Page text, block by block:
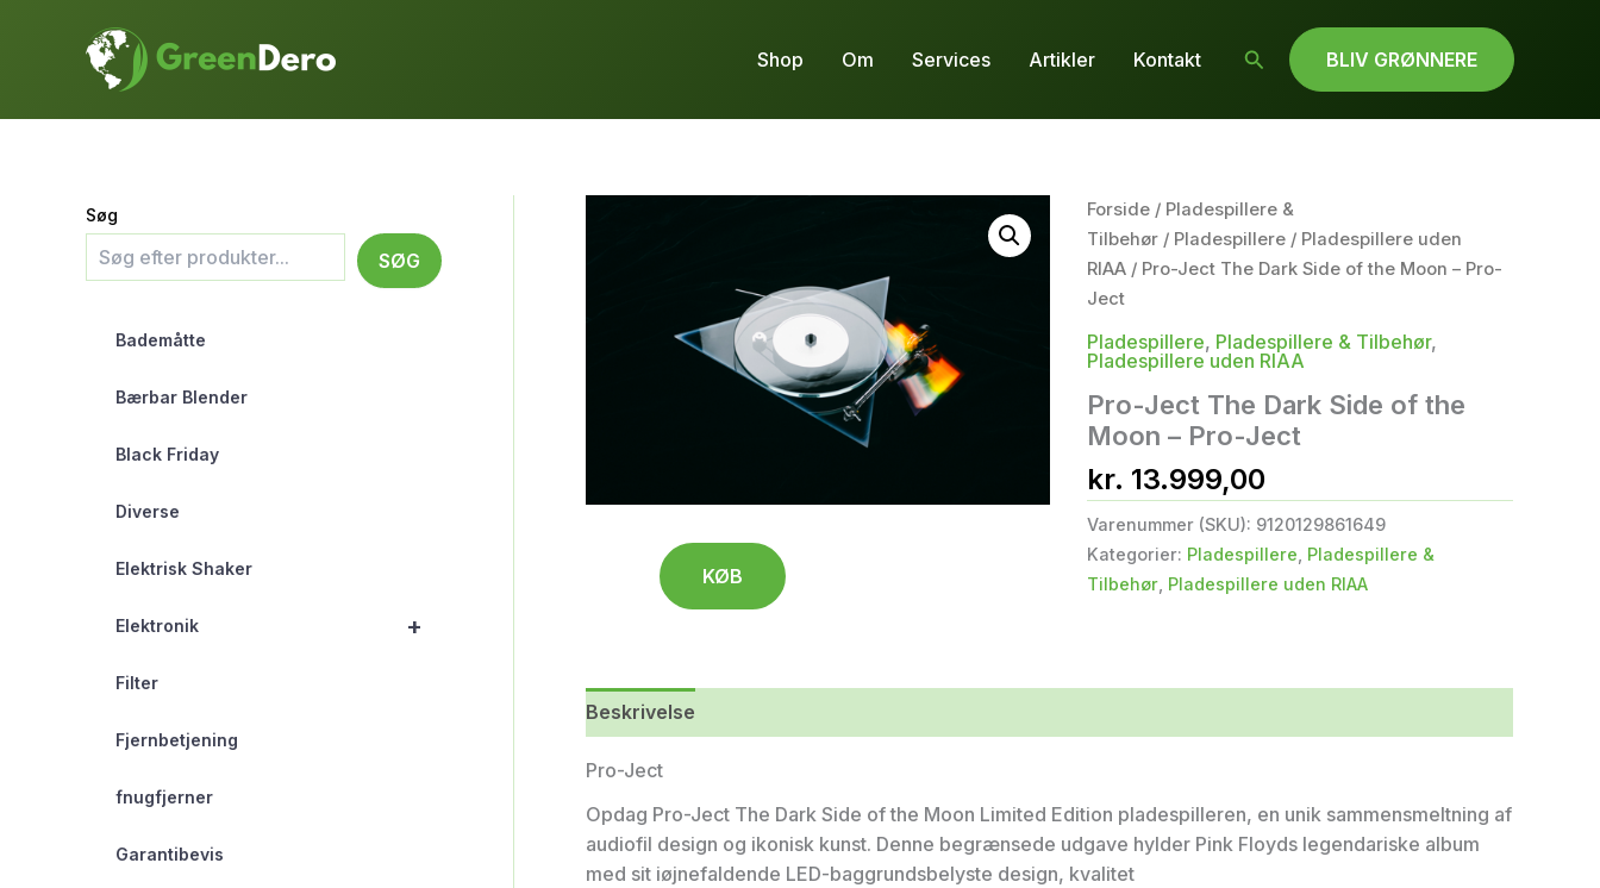
Shop Om Services Artikler Kontakt Søg BLIV GRØNNERE
Søg
SØG
Bademåtte
Bærbar Blender
Black Friday
Diverse
Elektrisk Shaker
+
Elektronik
Filter
Fjernbetjening
fnugfjerner
Garantibevis
Forside/ Pladespillere &
Tilbehør/ Pladespillere/ Pladespillere uden
RIAA/ Pro-Ject The Dark Side of the Moon – Pro-
Ject
Pladespillere, Pladespillere & Tilbehør,
Pladespillere uden RIAA
Pro-Ject The Dark Side of the
Moon – Pro-Ject
kr. 13.999,00
Varenummer (SKU): 9120129861649
Kategorier: Pladespillere Pladespillere &
Tilbehør, Pladespillere uden RIAA
KØB
Beskrivelse
Pro-Ject
Opdag Pro-Ject The Dark Side of the Moon Limited Edition pladespilleren, en unik sammensmeltning af
audiofil design og ikonisk kunst. Denne begrænsede udgave hylder Pink Floyds legendariske album
med sit iøjnefaldende LED-baggrundsbelyste design, kvalitet